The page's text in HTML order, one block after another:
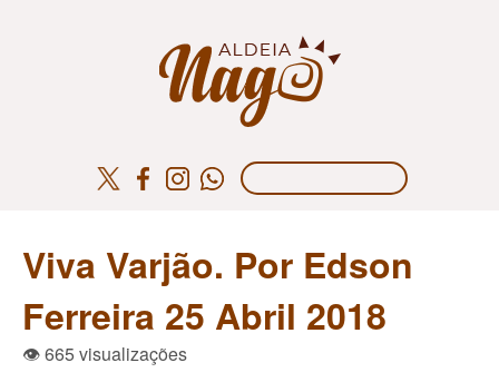
Viva Varjão. Por Edson
Ferreira 25 Abril 2018
👁 665 visualizações